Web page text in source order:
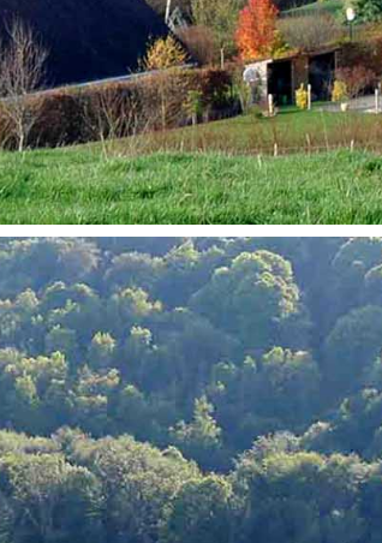
MAIRIE
sous Préaux
Sous-Preaux
59 02 16
un Email
et 13h30-17h00
et 13h30-17h00
et 13h30-17h00
et 13h30-17h00